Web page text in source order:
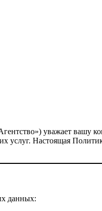
уважает вашу
услуг. Настоящая
данных: